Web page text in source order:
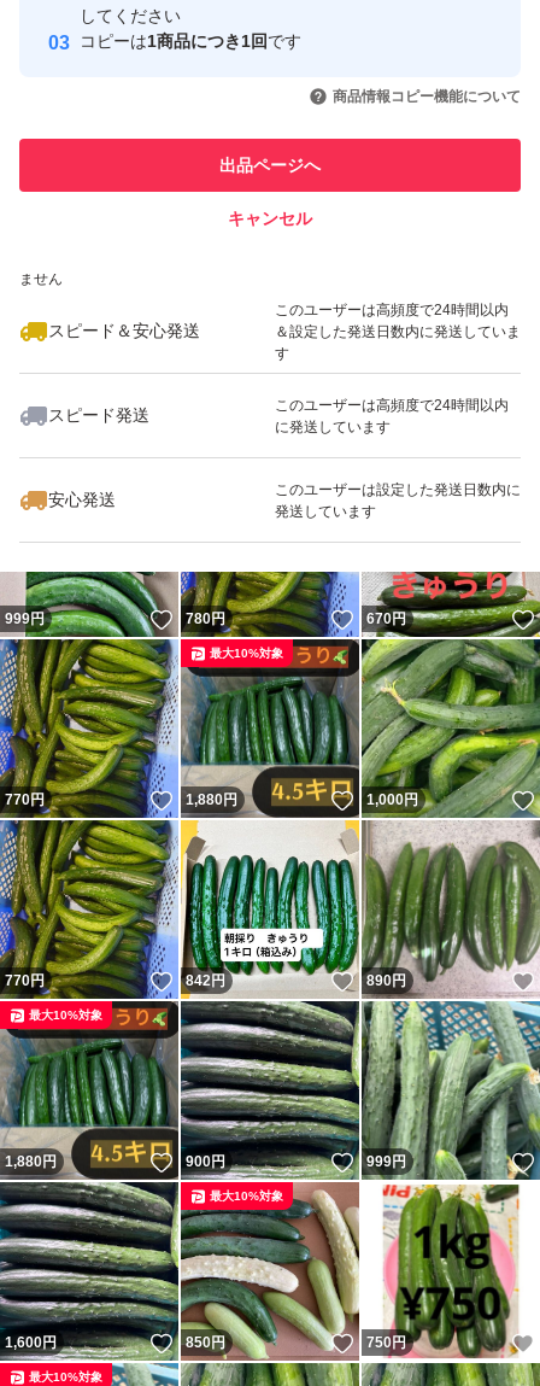
取引実績
引を完了させた実績があります
での取引実績があります
ません
スピード＆安心発送
このユーザーは高頻度で24時間以内
＆設定した発送日数内に発送していま
す
スピード発送
このユーザーは高頻度で24時間以内
に発送しています
安心発送
このユーザーは設定した発送日数内に
発送しています
してください
コピーは1商品につき1回です
商品情報コピー機能について
出品ページへ
キャンセル
いいね！
1,000
999円 いいね！
780円 いいね！
670円
770円 いいね！
1,880円 いいね！
最大10%対象
1,000円
770円 いいね！
842円 いいね！
890円
1,880円 いいね！
最大10%対象
900円 いいね！
999円
1,600円 いいね！
850円 いいね！
最大10%対象
750円
最大10%対象